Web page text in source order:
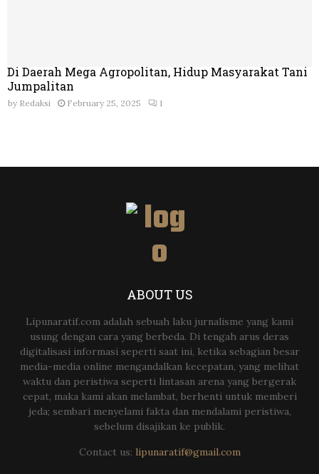
Di Daerah Mega Agropolitan, Hidup Masyarakat Tani
Jumpalitan
by Redaksi February 25, 2025 1
ABOUT US
Lipunaratif.com adalah sebuah laku jurnalisme yang kami
usung dengan cara yang berbeda. Di tengah arus deras
digitalisasi informasi seperti saat ini, ketika sebagian besar
media-media online mengandalkan kecepatan, yang melihat
waktu dan peristiwa seperti lintasan arena yang bergerak
cepat, maka kami akan melambat, berhenti untuk memberi
jeda; sembari menyelami fakta dan mendalami peristiwa,
sebelum disajikan ke publik.
Contact us: lipunaratif@gmail.com